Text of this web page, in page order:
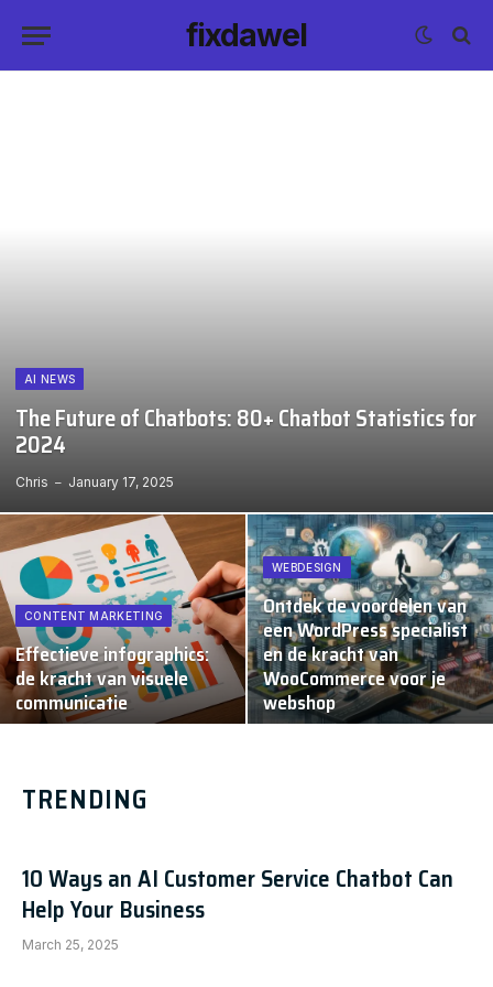
fixdawel
AI NEWS
The Future of Chatbots: 80+ Chatbot Statistics for
2024
Chris January 17, 2025
CONTENT MARKETING
Effectieve infographics:
de kracht van visuele
communicatie
WEBDESIGN
Ontdek de voordelen van
een WordPress specialist
en de kracht van
WooCommerce voor je
webshop
TRENDING
10 Ways an AI Customer Service Chatbot Can
Help Your Business
March 25, 2025